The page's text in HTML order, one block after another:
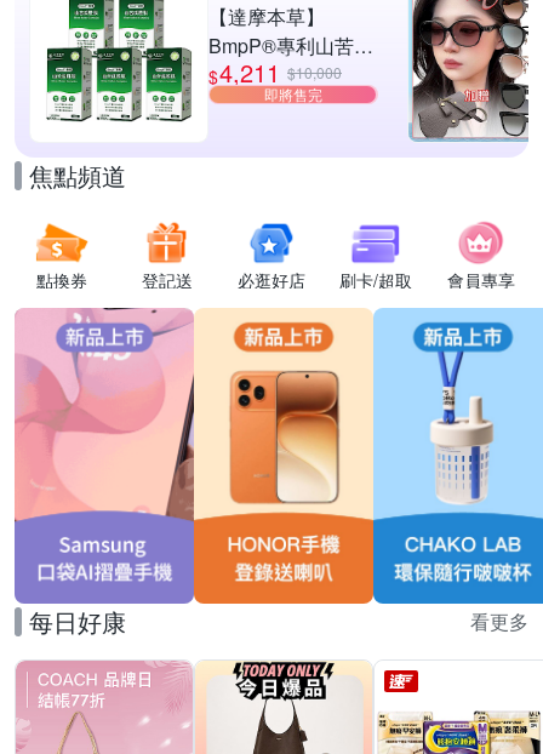
【達摩本草】
BmpP®專利山苦瓜
胜肽x5盒(90顆/盒、
共450顆)
$4,211 $10,000
即將售完
焦點頻道
點換券 登記送 必逛好店 刷卡/超取 會員專享
每日好康 看更多